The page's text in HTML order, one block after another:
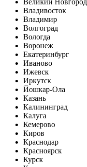
Владивосток
Владимир
Волгоград
Вологда
Воронеж
Екатеринбург
Иваново
Ижевск
Иркутск
Йошкар-Ола
Казань
Калининград
Калуга
Кемерово
Киров
Краснодар
Красноярск
Курск